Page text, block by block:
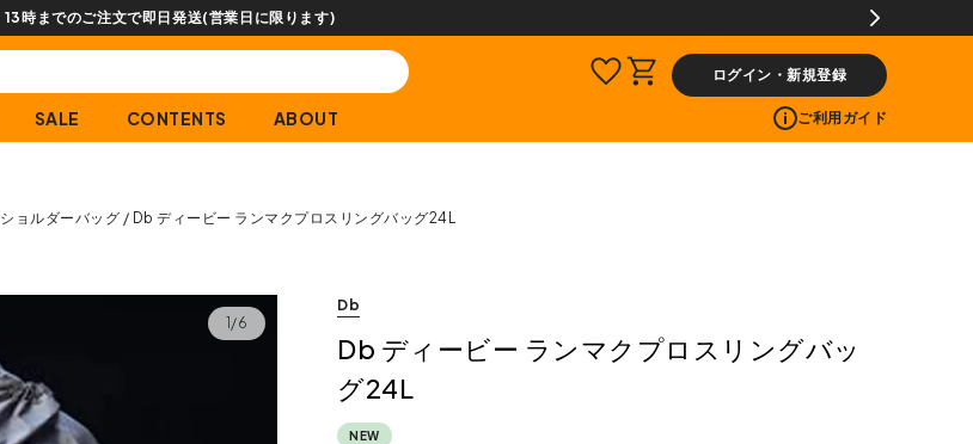
13時までのご注文で即日発送(営業日に限ります)
ログイン・新規登録
SALE CONTENTS ABOUT ご利用ガイド
ショルダーバッグ Db ディービー ランマクプロスリングバッグ24L
1/6
Db
Db ディービー ランマクプロスリングバッ
グ24L
NEW